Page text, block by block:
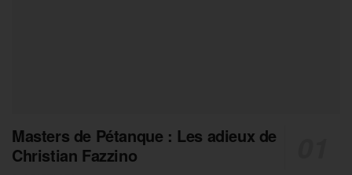
Masters de Pétanque : Les adieux de
Christian Fazzino